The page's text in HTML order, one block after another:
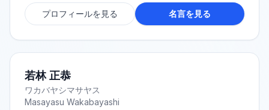
特技：けん玉 出身/入社/入門：NSC東京14期
プロフィールを見る 名言を見る
若林 正恭
ワカバヤシマサヤス
Masayasu Wakabayashi